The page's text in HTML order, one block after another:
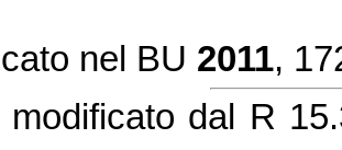
nel BU 2011,
dal R